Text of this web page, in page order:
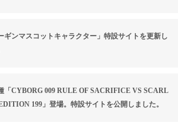
ギンマスコットキャラクター」特設サイトを更新し
「CYBORG 009 RULE OF SACRIFICE VS SCARL
199」登場。特設サイトを公開しました。